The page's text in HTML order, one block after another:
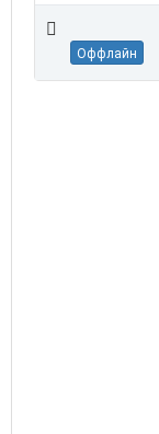
Оффлайн